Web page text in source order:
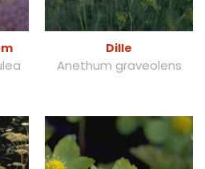
Dille
Anethum graveolens